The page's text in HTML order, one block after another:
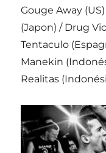
Gouge Away
(Japon) / Drug
Tentaculo
Manekin
Realitas